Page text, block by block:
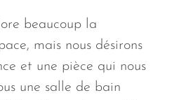
beaucoup la
mais nous désirons
et une pièce qui nous
une salle de bain